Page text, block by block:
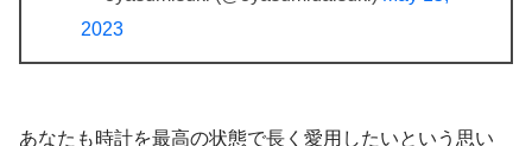
2023
あなたも時計を最高の状態で長く愛用したいという思い